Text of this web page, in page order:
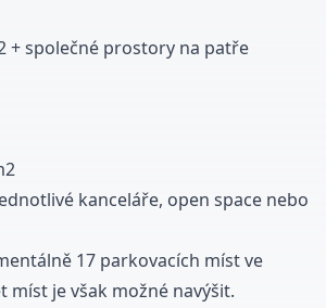
+ společné prostory na patře
kanceláře, open space nebo
17 parkovacích míst ve
je však možné navýšit.